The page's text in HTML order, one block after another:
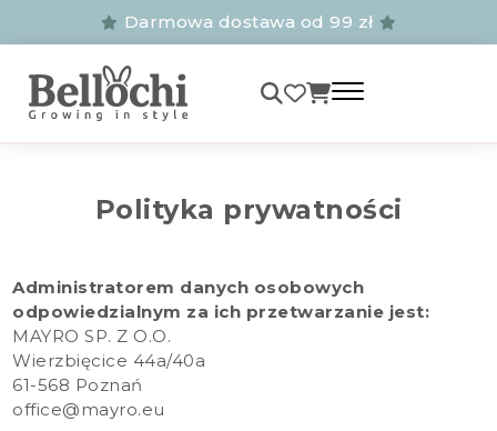
Darmowa dostawa od 99 zł
Polityka prywatności
Administratorem danych osobowych
odpowiedzialnym za ich przetwarzanie jest:
MAYRO SP. Z O.O.
Wierzbięcice 44a/40a
61-568 Poznań ​​
office@mayro.eu